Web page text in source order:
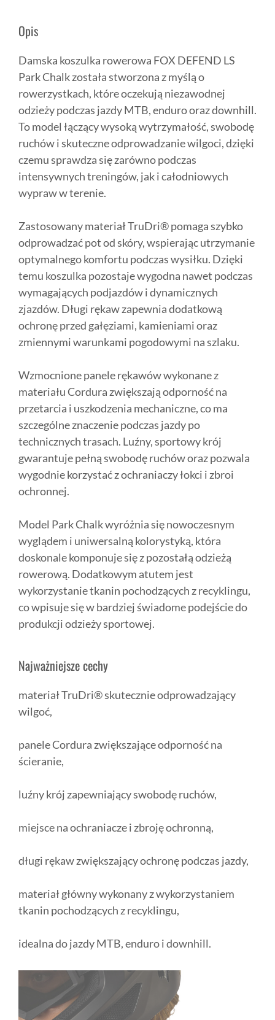
Opis
Damska koszulka rowerowa FOX DEFEND LS
Park Chalk została stworzona z myślą o
rowerzystkach, które oczekują niezawodnej
odzieży podczas jazdy MTB, enduro oraz downhill.
To model łączący wysoką wytrzymałość, swobodę
ruchów i skuteczne odprowadzanie wilgoci, dzięki
czemu sprawdza się zarówno podczas
intensywnych treningów, jak i całodniowych
wypraw w terenie.
Zastosowany materiał TruDri® pomaga szybko
odprowadzać pot od skóry, wspierając utrzymanie
optymalnego komfortu podczas wysiłku. Dzięki
temu koszulka pozostaje wygodna nawet podczas
wymagających podjazdów i dynamicznych
zjazdów. Długi rękaw zapewnia dodatkową
ochronę przed gałęziami, kamieniami oraz
zmiennymi warunkami pogodowymi na szlaku.
Wzmocnione panele rękawów wykonane z
materiału Cordura zwiększają odporność na
przetarcia i uszkodzenia mechaniczne, co ma
szczególne znaczenie podczas jazdy po
technicznych trasach. Luźny, sportowy krój
gwarantuje pełną swobodę ruchów oraz pozwala
wygodnie korzystać z ochraniaczy łokci i zbroi
ochronnej.
Model Park Chalk wyróżnia się nowoczesnym
wyglądem i uniwersalną kolorystyką, która
doskonale komponuje się z pozostałą odzieżą
rowerową. Dodatkowym atutem jest
wykorzystanie tkanin pochodzących z recyklingu,
co wpisuje się w bardziej świadome podejście do
produkcji odzieży sportowej.
Najważniejsze cechy
materiał TruDri® skutecznie odprowadzający
wilgoć,
panele Cordura zwiększające odporność na
ścieranie,
luźny krój zapewniający swobodę ruchów,
miejsce na ochraniacze i zbroję ochronną,
długi rękaw zwiększający ochronę podczas jazdy,
materiał główny wykonany z wykorzystaniem
tkanin pochodzących z recyklingu,
idealna do jazdy MTB, enduro i downhill.